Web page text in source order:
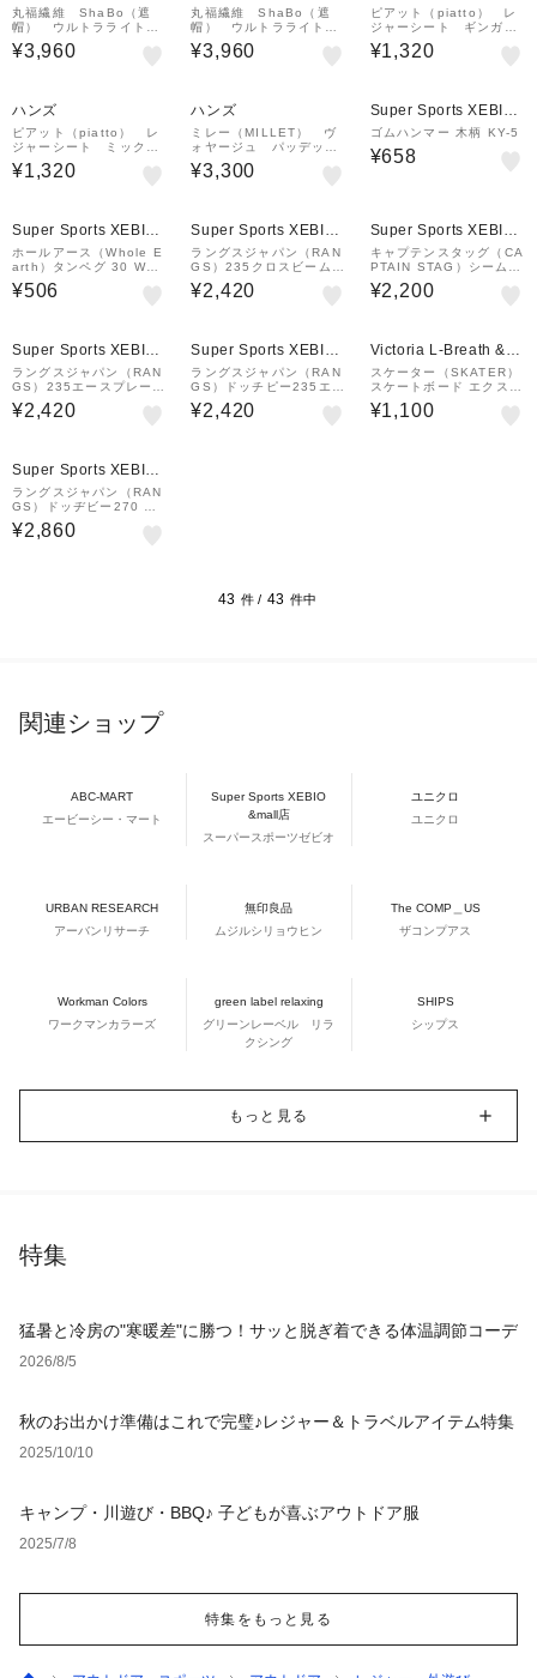
丸福繊維 ShaBo（遮
帽） ウルトラライトキ
ャップ 756 ブラック
¥3,960
丸福繊維 ShaBo（遮
帽） ウルトラライトキ
ャップ 755 ベージュ
¥3,960
ピアット（piatto） レ
ジャーシート ギンガム
チェック A560RD レ
ッド
¥1,320
ハンズ
ピアット（piatto） レ
ジャーシート ミックス
チェック A561GR グ
リーン
¥1,320
ハンズ
ミレー（MILLET） ヴ
ォヤージュ パッデッ
ド ポーチ MIS0660
N0194 ネイビー
¥3,300
Super Sports XEBIO
&mall店
ゴムハンマー 木柄 KY-5
¥658
Super Sports XEBIO
&mall店
ホールアース（Whole E
arth）タンペグ 30 WE2
1DZ92
¥506
Super Sports XEBIO
&mall店
ラングスジャパン（RAN
GS）235クロスビーム 1
5ドッチピー フライング
ディスク
¥2,420
Super Sports XEBIO
&mall店
キャプテンスタッグ（CA
PTAIN STAG）シームレ
ステープ M-8380 防水加
工用テープ 補修 メンテ
¥2,200
Super Sports XEBIO
&mall店
ラングスジャパン（RAN
GS）235エースプレー 1
5ドッチピー フライング
ディスク
¥2,420
Super Sports XEBIO
&mall店
ラングスジャパン（RAN
GS）ドッチピー235エン
ジェルマジック
¥2,420
Victoria L-Breath &m
all店
スケーター（SKATER）
スケートボード エクスト
リームスポーツ スケート
ボードツール SKSBT01
¥1,100
Super Sports XEBIO
&mall店
ラングスジャパン（RAN
GS）ドッヂビー270 ポ
ップテック dodgebee2
70
¥2,860
43 件 / 43 件中
関連ショップ
ABC-MART
エービーシー・マート
Super Sports XEBIO
&mall店
スーパースポーツゼビオ
ユニクロ
ユニクロ
URBAN RESEARCH
アーバンリサーチ
無印良品
ムジルシリョウヒン
The COMP＿US
ザコンプアス
Workman Colors
ワークマンカラーズ
green label relaxing
グリーンレーベル リラ
クシング
SHIPS
シップス
もっと見る
特集
猛暑と冷房の"寒暖差"に勝つ！サッと脱ぎ着できる体温調節コーデ
2026/8/5
秋のお出かけ準備はこれで完璧♪レジャー＆トラベルアイテム特集
2025/10/10
キャンプ・川遊び・BBQ♪ 子どもが喜ぶアウトドア服
2025/7/8
特集をもっと見る